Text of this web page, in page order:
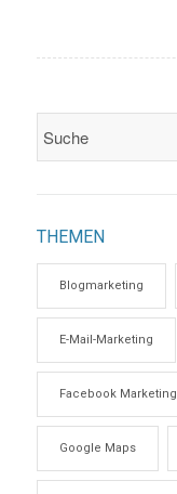
THEMEN
Blogmarketing
E-Mail-Marketing
Facebook Marketing
Google Maps